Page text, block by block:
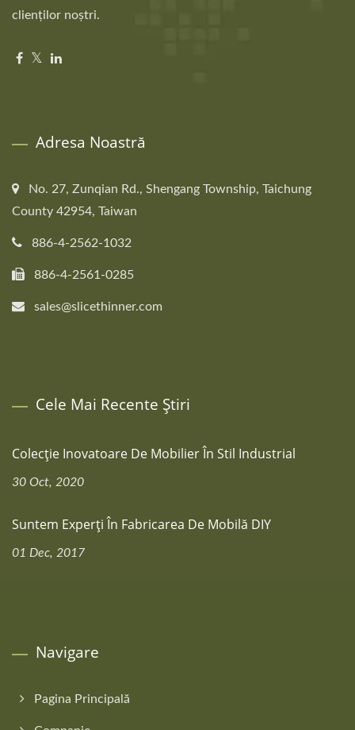
clienților noștri.
Adresa Noastră
No. 27, Zunqian Rd., Shengang Township, Taichung
County 42954, Taiwan
886-4-2562-1032
886-4-2561-0285
sales@slicethinner.com
Cele Mai Recente Știri
Colecție Inovatoare De Mobilier În Stil Industrial
30 Oct, 2020
Suntem Experți În Fabricarea De Mobilă DIY
01 Dec, 2017
Navigare
Pagina Principală